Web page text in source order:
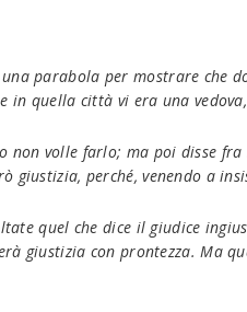
parabola per mostrare che
e in quella città vi era una
non volle farlo; ma poi disse
giustizia, perché, venendo a
quel che dice il giudice
giustizia con prontezza. Ma